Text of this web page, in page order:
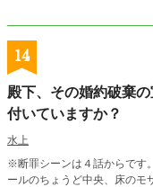
14
殿下、その婚約破棄
付いていますか？
水上
※断罪シーンは４話からです。 「……位置よし。座標、誤差修正なし」 私はホ
ールのちょうど中央、床のモ